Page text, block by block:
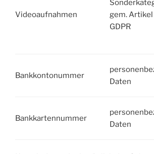
Videoaufnahmen
gem. Artikel
GDPR
Bankkontonummer
Daten
Bankkartennummer
Daten